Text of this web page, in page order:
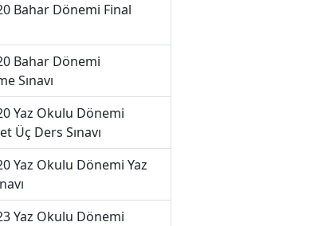
Bahar Dönemi Final
Bahar Dönemi
Sınavı
Yaz Okulu Dönemi
Üç Ders Sınavı
Yaz Okulu Dönemi Yaz
Yaz Okulu Dönemi